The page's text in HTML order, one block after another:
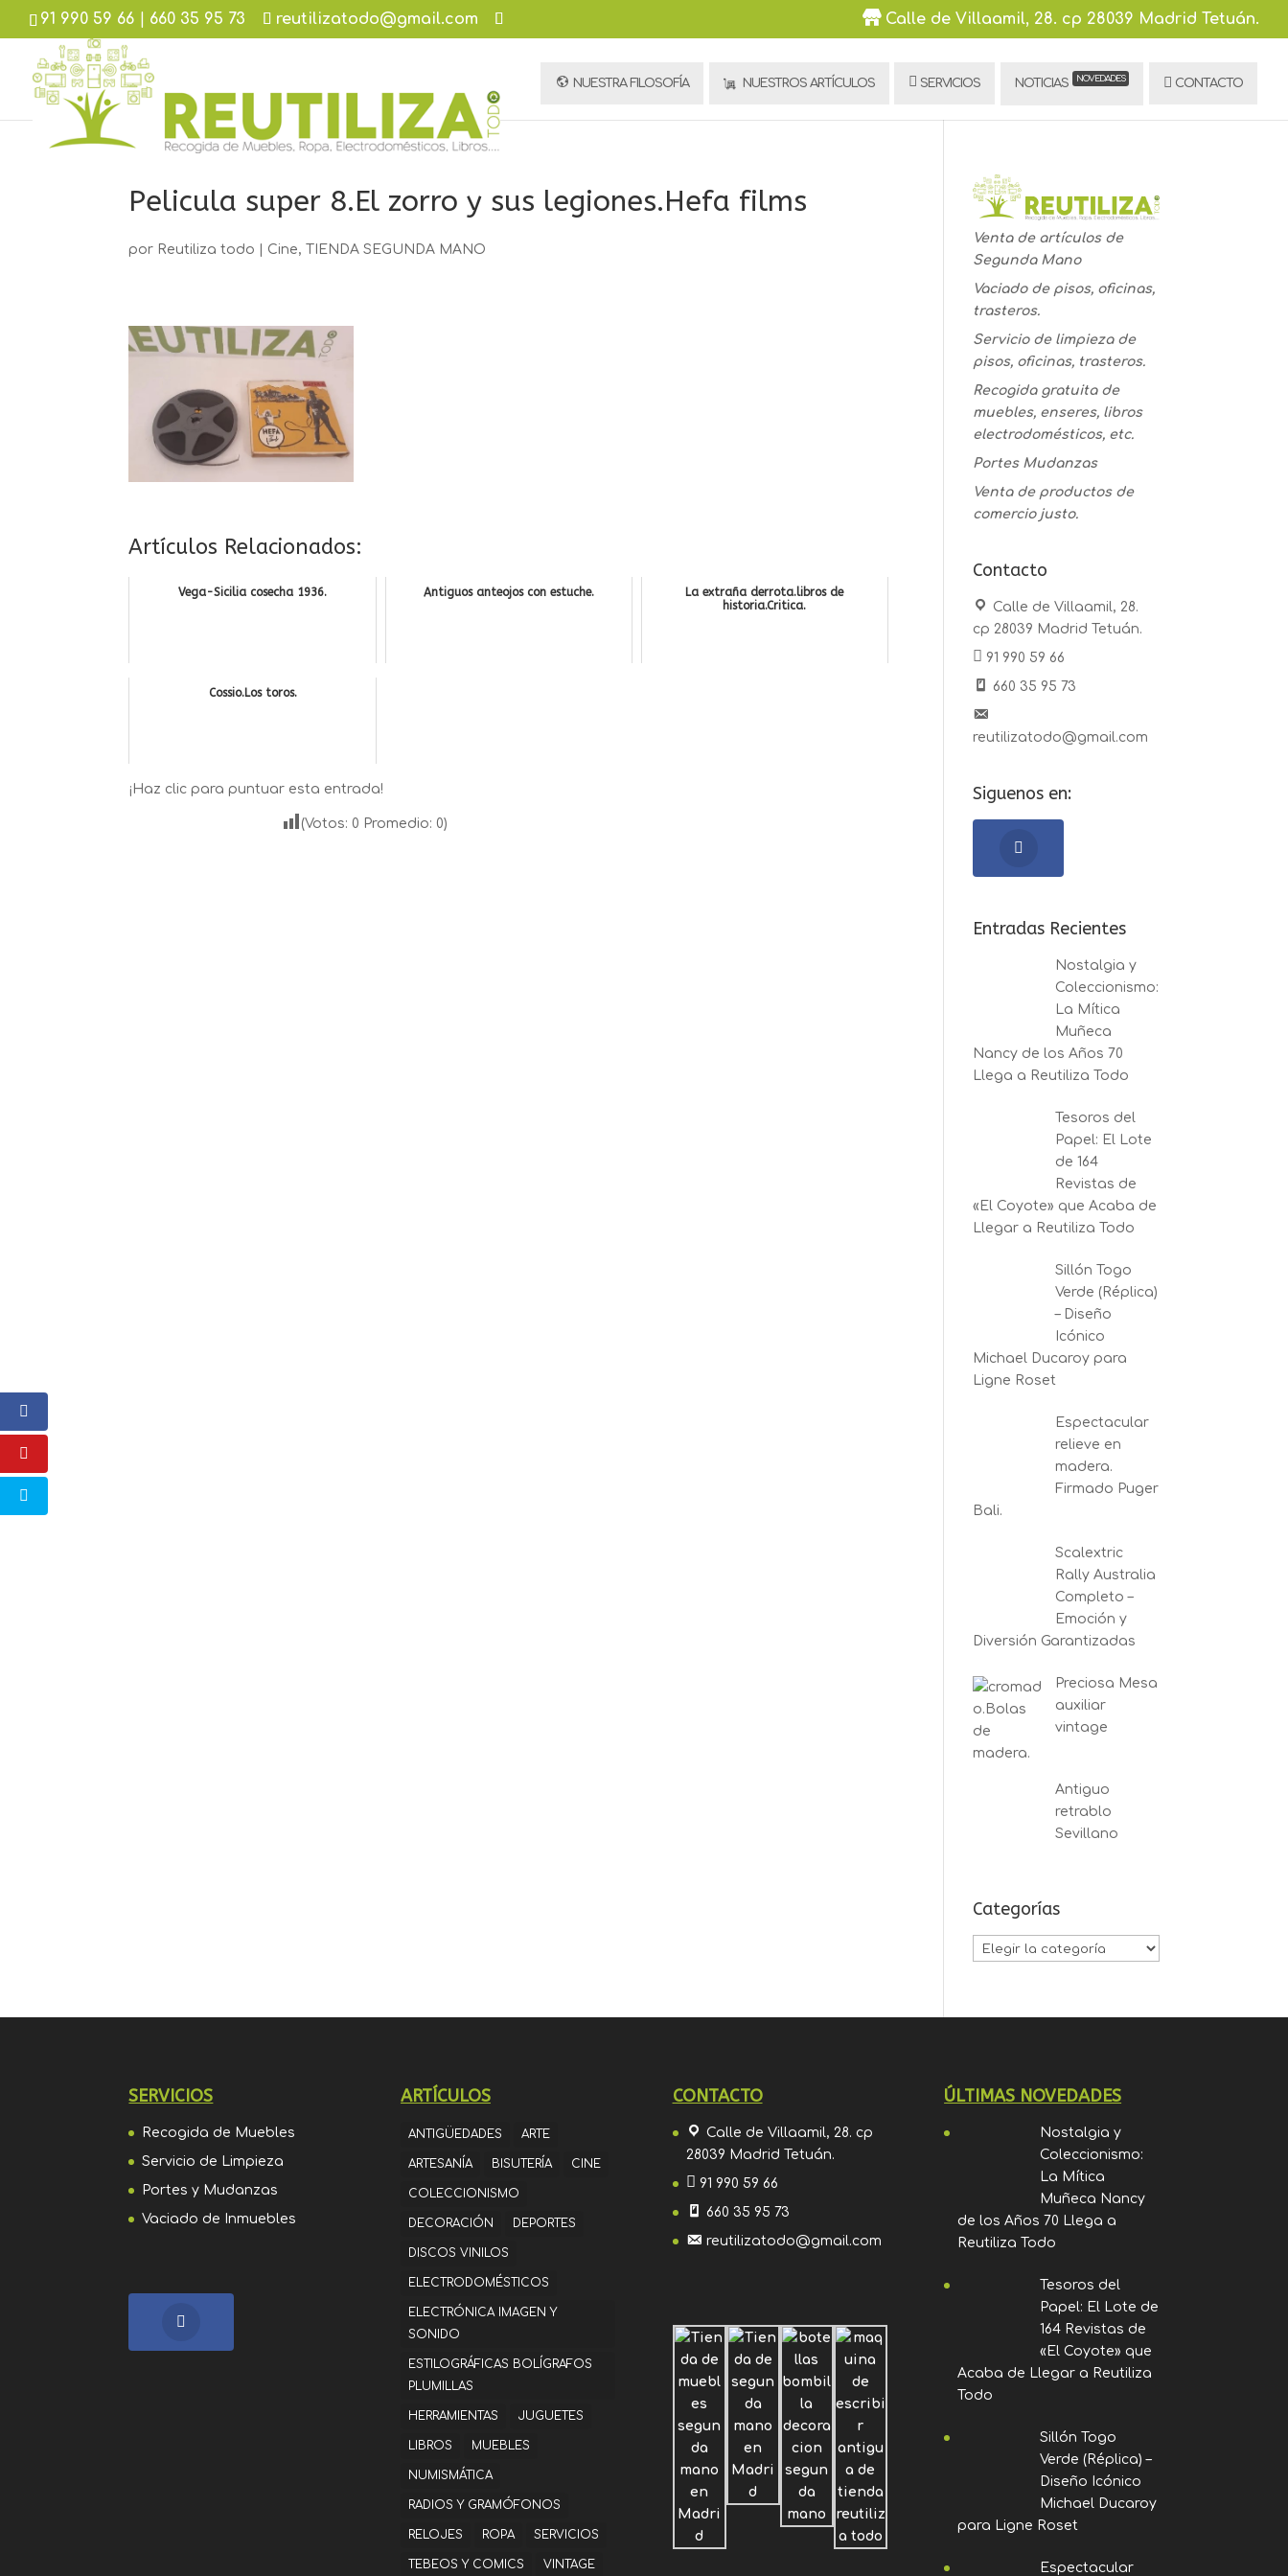
91 990 59 66 660 35 95 73 reutilizatodo@gmail.com Calle de Villaamil, 28. cp 28039 Madrid Tetuán.
NUESTRA FILOSOFÍA NUESTROS ARTÍCULOS SERVICIOS NOTICIAS
NOVEDADES
CONTACTO
Pelicula super 8.El zorro y sus legiones.Hefa films
por Reutiliza todo Cine, TIENDA SEGUNDA MANO
Artículos Relacionados:
Vega-Sicilia cosecha 1936. Antiguos anteojos con estuche.
La extraña derrota.libros de
historia.Critica.
Cossio.Los toros.
¡Haz clic para puntuar esta entrada!
(Votos: 0 Promedio: 0)
Venta de artículos de
Segunda Mano
Vaciado de pisos, oficinas,
trasteros.
Servicio de limpieza de
pisos, oficinas, trasteros.
Recogida gratuita de
muebles, enseres, libros
electrodomésticos, etc.
Portes Mudanzas
Venta de productos de
comercio justo.
Contacto
Calle de Villaamil, 28.
cp 28039 Madrid Tetuán.
91 990 59 66
660 35 95 73
reutilizatodo@gmail.com
Siguenos en:
Entradas Recientes
Nostalgia y
Coleccionismo:
La Mítica
Muñeca
Nancy de los Años 70
Llega a Reutiliza Todo
Tesoros del
Papel: El Lote
de 164
Revistas de
«El Coyote» que Acaba de
Llegar a Reutiliza Todo
Sillón Togo
Verde (Réplica)
– Diseño
Icónico
Michael Ducaroy para
Ligne Roset
Espectacular
relieve en
madera.
Firmado Puger
Bali.
Scalextric
Rally Australia
Completo –
Emoción y
Diversión Garantizadas
Preciosa Mesa
auxiliar
vintage
Antiguo
retrablo
Sevillano
Categorías
Categorías
SERVICIOS
Recogida de Muebles
Servicio de Limpieza
Portes y Mudanzas
Vaciado de Inmuebles
ARTÍCULOS
ANTIGÜEDADES ARTE
ARTESANÍA BISUTERÍA CINE
COLECCIONISMO
DECORACIÓN DEPORTES
DISCOS VINILOS
ELECTRODOMÉSTICOS
ELECTRÓNICA IMAGEN Y
SONIDO
ESTILOGRÁFICAS BOLÍGRAFOS
PLUMILLAS
HERRAMIENTAS JUGUETES
LIBROS MUEBLES
NUMISMÁTICA
RADIOS Y GRAMÓFONOS
RELOJES ROPA SERVICIOS
TEBEOS Y COMICS VINTAGE
CONTACTO
Calle de Villaamil, 28. cp
28039 Madrid Tetuán.
91 990 59 66
660 35 95 73
reutilizatodo@gmail.com
ÚLTIMAS NOVEDADES
Nostalgia y
Coleccionismo:
La Mítica
Muñeca Nancy
de los Años 70 Llega a
Reutiliza Todo
Tesoros del
Papel: El Lote de
164 Revistas de
«El Coyote» que
Acaba de Llegar a Reutiliza
Todo
Sillón Togo
Verde (Réplica) –
Diseño Icónico
Michael Ducaroy
para Ligne Roset
Espectacular